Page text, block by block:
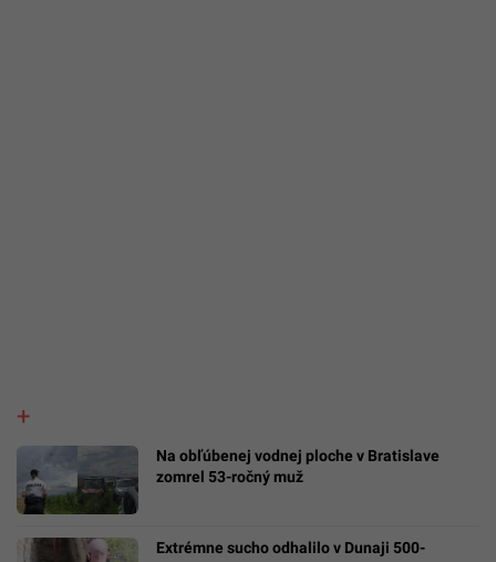
Na obľúbenej vodnej ploche v Bratislave
zomrel 53-ročný muž
Extrémne sucho odhalilo v Dunaji 500-